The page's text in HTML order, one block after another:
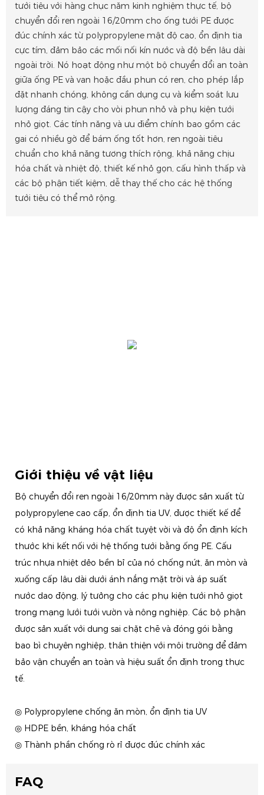
tưới tiêu với hàng chục năm kinh nghiệm thực tế, bộ
chuyển đổi ren ngoài 16/20mm cho ống tưới PE được
đúc chính xác từ polypropylene mật độ cao, ổn định tia
cực tím, đảm bảo các mối nối kín nước và độ bền lâu dài
ngoài trời. Nó hoạt động như một bộ chuyển đổi an toàn
giữa ống PE và van hoặc đầu phun có ren, cho phép lắp
đặt nhanh chóng, không cần dụng cụ và kiểm soát lưu
lượng đáng tin cậy cho vòi phun nhỏ và phụ kiện tưới
nhỏ giọt. Các tính năng và ưu điểm chính bao gồm các
gai có nhiều gờ để bám ống tốt hơn, ren ngoài tiêu
chuẩn cho khả năng tương thích rộng, khả năng chịu
hóa chất và nhiệt độ, thiết kế nhỏ gọn, cấu hình thấp và
các bộ phận tiết kiệm, dễ thay thế cho các hệ thống
tưới tiêu có thể mở rộng.
Giới thiệu về vật liệu
Bộ chuyển đổi ren ngoài 16/20mm này được sản xuất từ ​​​​
polypropylene cao cấp, ổn định tia UV, được thiết kế để
có khả năng kháng hóa chất tuyệt vời và độ ổn định kích
thước khi kết nối với hệ thống tưới bằng ống PE. Cấu
trúc nhựa nhiệt dẻo bền bỉ của nó chống nứt, ăn mòn và
xuống cấp lâu dài dưới ánh nắng mặt trời và áp suất
nước dao động, lý tưởng cho các phụ kiện tưới nhỏ giọt
trong mạng lưới tưới vườn và nông nghiệp. Các bộ phận
được sản xuất với dung sai chặt chẽ và đóng gói bằng
bao bì chuyên nghiệp, thân thiện với môi trường để đảm
bảo vận chuyển an toàn và hiệu suất ổn định trong thực
tế.
◎ Polypropylene chống ăn mòn, ổn định tia UV
◎ HDPE bền, kháng hóa chất
◎ Thành phần chống rò rỉ được đúc chính xác
FAQ